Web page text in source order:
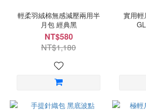
輕柔羽絨棉無感減壓兩用半
月包 經典黑
NT$580
NT$1,180
實用輕